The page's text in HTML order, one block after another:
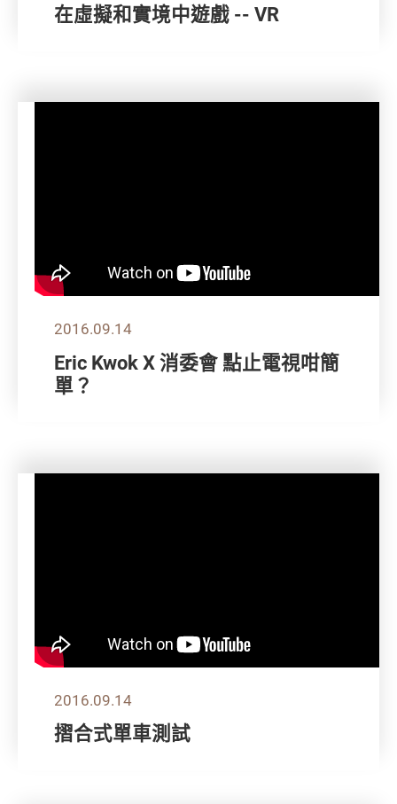
在虛擬和實境中遊戲 -- VR
2016.09.14
Eric Kwok X 消委會 點止電視咁簡
單？
2016.09.14
摺合式單車測試